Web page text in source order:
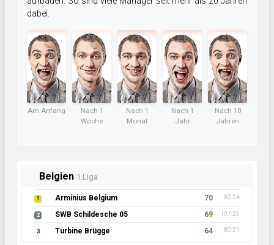
dabei.
Am Anfang
Nach 1
Woche
Nach 1
Monat
Nach 1
Jahr
Nach 10
Jahren
Belgien 1.Liga
1 Arminius Belgium 70 92:24
2 SWB Schildesche 05 69 107:25
3 Turbine Brügge 64 80:21